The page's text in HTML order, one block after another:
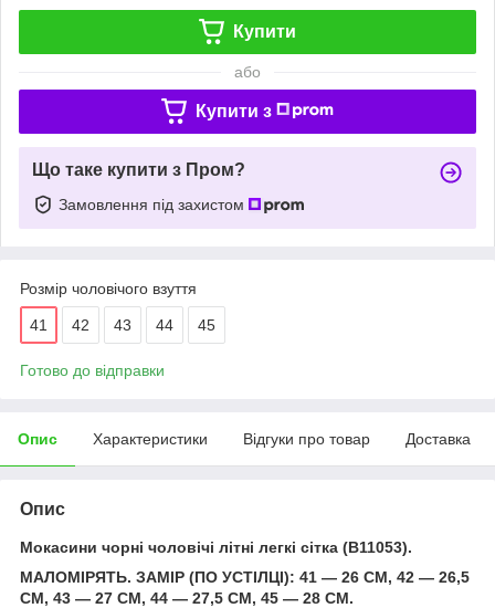
Купити
або
Купити з
Що таке купити з Пром?
Замовлення під захистом
Розмір чоловічого взуття
41 42 43 44 45
Готово до відправки
Опис Характеристики Відгуки про товар Доставка
Опис
Мокасини чорні чоловічі літні легкі сітка (B11053).
МАЛОМІРЯТЬ. ЗАМІР (ПО УСТІЛЦІ): 41 — 26 СМ, 42 — 26,5
СМ, 43 — 27 СМ, 44 — 27,5 СМ, 45 — 28 СМ.